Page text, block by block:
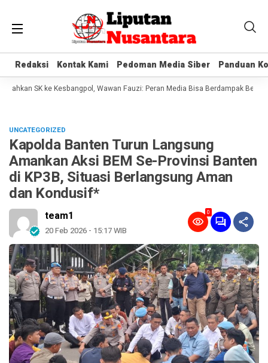
Redaksi Kontak Kami Pedoman Media Siber Panduan
Redaksi Kontak Kami Pedoman Media Siber Panduan
SK ke Kesbangpol, Wawan Fauzi: Peran Media Bisa Berdampak Besar
UNCATEGORIZED
Kapolda Banten Turun Langsung
Amankan Aksi BEM Se-Provinsi Banten
di KP3B, Situasi Berlangsung Aman
dan Kondusif*
team1
20 Feb 2026 - 15:17 WIB
0